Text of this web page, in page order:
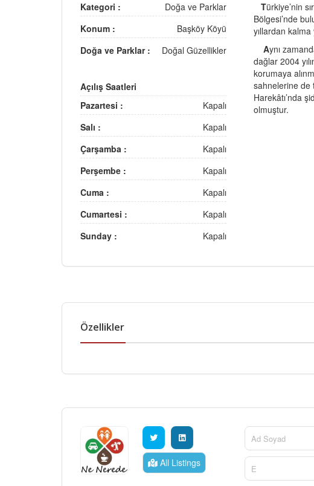
Kategori :
Doğa ve Parklar
Konum :
Başköy Köyü
Doğa ve Parklar :
Doğal Güzellikler
Açılış Saatleri
Pazartesi :
Kapalı
Salı :
Kapalı
Çarşamba :
Kapalı
Perşembe :
Kapalı
Cuma :
Kapalı
Cumartesi :
Kapalı
Sunday :
Kapalı
Türkiye’nin
Bölgesi’nde
yıllardan
Aynı
dağlar 2004
korumaya
sahnelerine de
Harekâtı’nda
olmuştur.
Özellikler
All Listings